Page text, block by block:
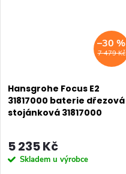
7 479 Kč
–30 %
Hansgrohe Focus E2
31817000 baterie dřezová
stojánková 31817000
5 235 Kč
Skladem u výrobce